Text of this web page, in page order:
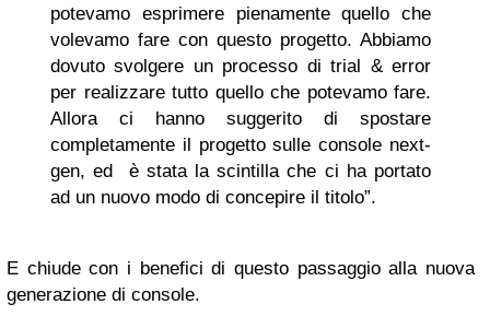
potevamo esprimere pienamente quello che
volevamo fare con questo progetto. Abbiamo
dovuto svolgere un processo di trial & error
per realizzare tutto quello che potevamo fare.
Allora ci hanno suggerito di spostare
completamente il progetto sulle console next-
gen, ed è stata la scintilla che ci ha portato
ad un nuovo modo di concepire il titolo”.
E chiude con i benefici di questo passaggio alla nuova
generazione di console.